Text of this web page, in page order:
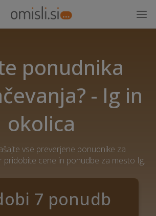
ponudnika
- Ig in
okolica
vse preverjene ponudnike za
pridobite cene in ponudbe za mesto Ig.
7 ponudb